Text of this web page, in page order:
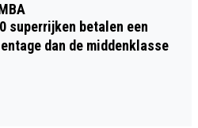
superrijken betalen een
dan de middenklasse